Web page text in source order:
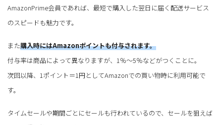
AmazonPrime会員であれば、最短で購入した翌日に届く配送サービス
のスピードも魅力です。
また購入時にはAmazonポイントも付与されます。
付与率は商品によって異なりますが、1％～5％などがつくことに。
次回以降、1ポイント＝1円としてAmazonでの買い物時に利用可能で
す。
タイムセールや期間ごとにセールも行われているので、セールを狙えば